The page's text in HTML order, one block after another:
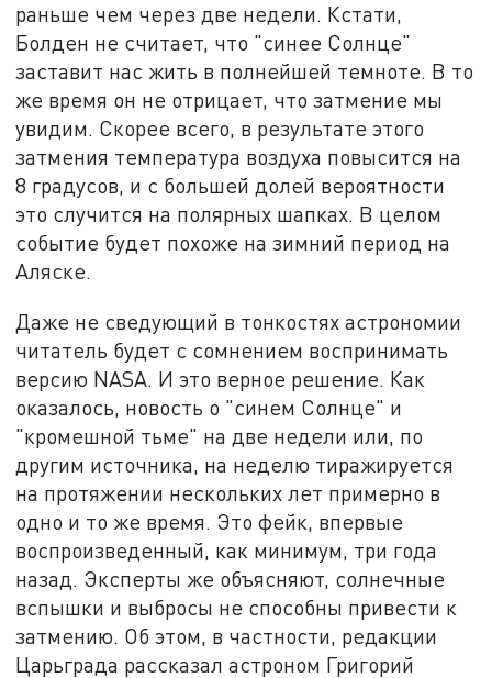
раньше чем через две недели. Кстати,
Болден не считает, что "синее Солнце"
заставит нас жить в полнейшей темноте. В то
же время он не отрицает, что затмение мы
увидим. Скорее всего, в результате этого
затмения температура воздуха повысится на
8 градусов, и с большей долей вероятности
это случится на полярных шапках. В целом
событие будет похоже на зимний период на
Аляске.
Даже не сведующий в тонкостях астрономии
читатель будет с сомнением воспринимать
версию NASA. И это верное решение. Как
оказалось, новость о "синем Солнце" и
"кромешной тьме" на две недели или, по
другим источника, на неделю тиражируется
на протяжении нескольких лет примерно в
одно и то же время. Это фейк, впервые
воспроизведенный, как минимум, три года
назад. Эксперты же объясняют, солнечные
вспышки и выбросы не способны привести к
затмению. Об этом, в частности, редакции
Царьграда рассказал астроном Григорий